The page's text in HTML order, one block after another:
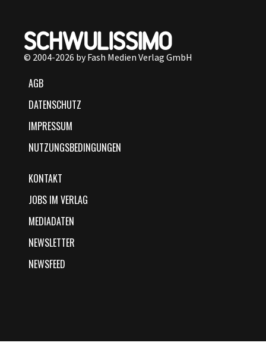
© 2004-2026 by Fash Medien Verlag GmbH
AGB
DATENSCHUTZ
IMPRESSUM
NUTZUNGSBEDINGUNGEN
KONTAKT
JOBS IM VERLAG
MEDIADATEN
NEWSLETTER
NEWSFEED